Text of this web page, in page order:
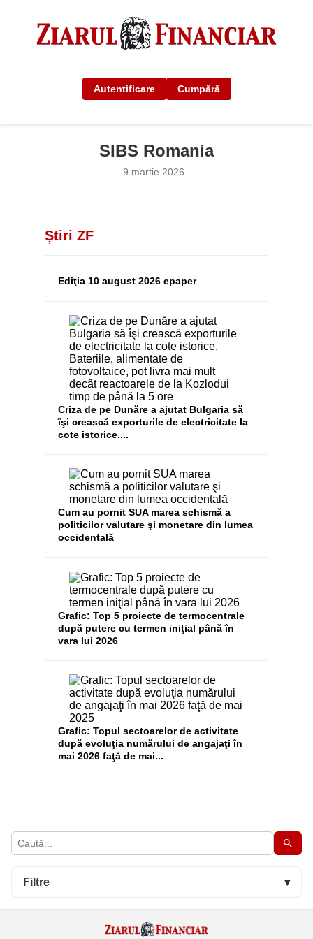
Autentificare Cumpără
Filtre ▾
SIBS Romania
9 martie 2026
Știri ZF
Ediţia 10 august 2026 epaper
Criza de pe Dunăre a ajutat Bulgaria să
îşi crească exporturile de electricitate la
cote istorice....
Cum au pornit SUA marea schismă a
politicilor valutare şi monetare din lumea
occidentală
Grafic: Top 5 proiecte de termocentrale
după putere cu termen iniţial până în
vara lui 2026
Grafic: Topul sectoarelor de activitate
după evoluţia numărului de angajaţi în
mai 2026 faţă de mai...